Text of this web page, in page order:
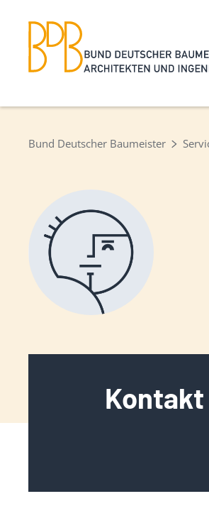
Bund Deutscher Baumeister
Kontakt